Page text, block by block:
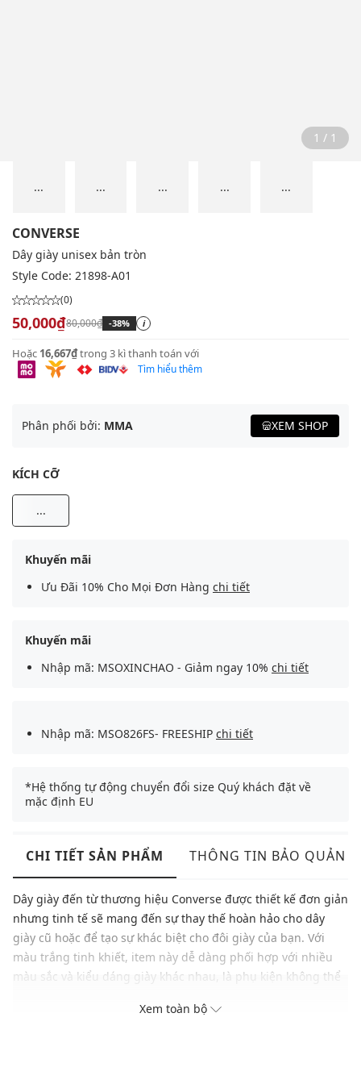
1 / 1
... ... ... ... ...
CONVERSE
Dây giày unisex bản tròn
Style Code: 21898-A01
(0)
50,000₫80,000₫ -38% i
Hoặc 16,667₫trong 3 kì thanh toán với
Tìm hiểu thêm
Phân phối bởi: MMA XEM SHOP
KÍCH CỠ
...
Khuyến mãi
Ưu Đãi 10% Cho Mọi Đơn Hàng chi tiết
Khuyến mãi
Nhập mã: MSOXINCHAO - Giảm ngay 10% chi tiết
Nhập mã: MSO826FS- FREESHIP chi tiết
*Hệ thống tự động chuyển đổi size Quý khách đặt về
mặc định EU
CHI TIẾT SẢN PHẨM THÔNG TIN BẢO QUẢN
Dây giày đến từ thương hiệu Converse được thiết kế đơn giản
nhưng tinh tế sẽ mang đến sự thay thế hoàn hảo cho dây
giày cũ hoặc để tạo sự khác biệt cho đôi giày của bạn. Với
màu trắng tinh khiết, item này dễ dàng phối hợp với nhiều
màu sắc và kiểu dáng giày khác nhau, là phụ kiện không thể
và cá tính cho phong cách thường ngày.
Xem toàn bộ